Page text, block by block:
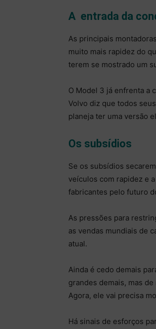
A entrada da
As principais
muito mais rapidez do
terem se mostrado um
O Model 3 já enfrenta a
Volvo diz que todos
planeja ter uma versão
Os subsídios
Se os subsídios
veículos com rapidez e
fabricantes pelo futuro
As pressões para
as vendas mundiais de
atual.
Ainda é cedo demais
grandes demais, mas
Agora, ele vai precisa
Há sinais de esforços